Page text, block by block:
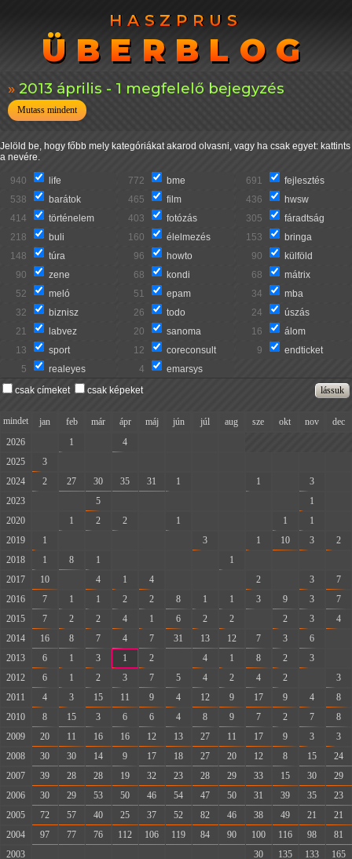
HASZPRUS
ÜBERBLOG
HASZPRUS
ÜBERBLOG
2013 április - 1 megfelelő bejegyzés
Mutass mindent
Jelöld be, hogy főbb mely kategóriákat akarod olvasni, vagy ha csak egyet: kattints
a nevére.
940 life 772 bme 691
fejlesztés
538
barátok 465 film 436
hwsw
414
történelem 403 fotózás 305
fáradtság
218
buli 160 élelmezés 153
bringa
148
túra 96 howto 90
külföld
90
zene 68 kondi 68
mátrix
52
meló 51 epam 34
mba
32
biznisz 26 todo 24
úszás
21
labvez 20 sanoma 16
álom
13
sport 12 coreconsult 9
endticket
5
realeyes 4
emarsys
csak címeket
csak képeket
mindet jan feb már ápr máj jún júl aug sze okt nov
dec
2026
1 4
2025
3
2024
2 27 30 35 31 1 1 3
2023
5 1
2020
1 2 2 1 1 1
2019
1 3 1 10 3
2
2018
1 8 1 1
2017
10 4 1 4 2 3
7
2016
7 1 1 2 2 8 1 1 3 9 3
7
2015
7 2 2 4 1 6 2 2 2 3
4
2014
16 8 7 4 7 31 13 12 7 3 6
2013
6 1 3 1 2 4 1 8 2 3
2012
6 1 2 3 7 5 4 2 4 2
3
2011
4 3 15 11 9 4 12 9 17 9 4
8
2010
8 15 3 6 6 4 8 9 7 2 7
8
2009
20 11 16 16 12 13 27 11 17 9 3
3
2008
30 30 14 9 17 18 27 20 12 8 15
24
2007
39 28 28 19 32 23 28 29 33 15 30
29
2006
30 29 53 50 46 54 47 50 31 39 35
23
2005
72 57 40 25 37 52 82 46 38 49 21
21
2004
97 77 76 112 106 119 84 90 100 116 98
81
2003
30 135 133 165